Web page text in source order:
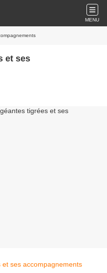
MENU
et ses